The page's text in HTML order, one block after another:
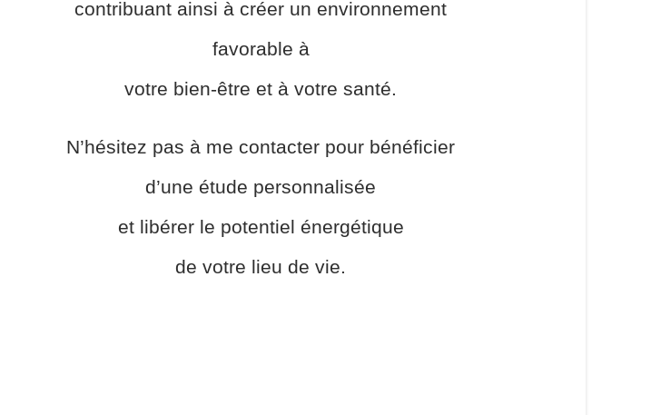
contribuant ainsi à créer un environnement
favorable à
votre bien-être et à votre santé.
N’hésitez pas à me contacter pour bénéficier
d’une étude personnalisée
et libérer le potentiel énergétique
de votre lieu de vie.